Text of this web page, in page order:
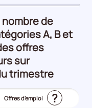
de
A, B et
offres
sur
trimestre
Offres d’emploi ?